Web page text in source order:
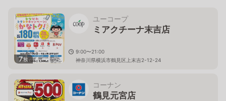
7枚
ユーコープ
ミアクチーナ末吉店
9:00〜21:00
神奈川県横浜市鶴見区上末吉2-12-24
コーナン
鶴見元宮店